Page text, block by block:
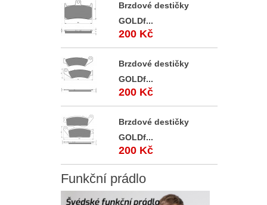
Brzdové destičky
GOLDf...
200 Kč
Brzdové destičky
GOLDf...
200 Kč
Brzdové destičky
GOLDf...
200 Kč
Funkční prádlo